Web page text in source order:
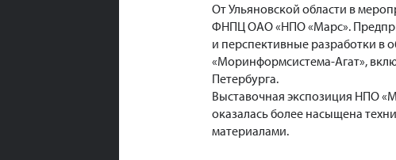
От Ульяновской области в
ФНПЦ ОАО «НПО «Марс».
и перспективные разработки в
«Моринформсистема-Агат»,
Петербурга.
Выставочная экспозиция НПО
оказалась более насыщена
материалами.